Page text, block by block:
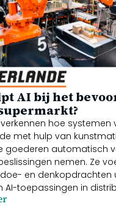
AI bij het
hoe systemen
met hulp van
goederen automatisch
nemen. Ze
en denkopdrachten
AI-toepassingen in